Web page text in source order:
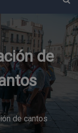
de
de cantos